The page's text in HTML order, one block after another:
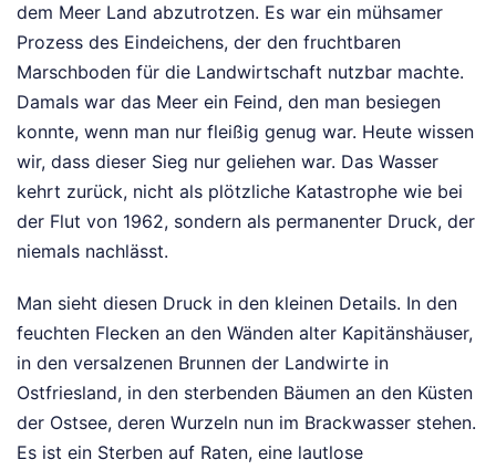
dem Meer Land abzutrotzen. Es war ein mühsamer
Prozess des Eindeichens, der den fruchtbaren
Marschboden für die Landwirtschaft nutzbar machte.
Damals war das Meer ein Feind, den man besiegen
konnte, wenn man nur fleißig genug war. Heute wissen
wir, dass dieser Sieg nur geliehen war. Das Wasser
kehrt zurück, nicht als plötzliche Katastrophe wie bei
der Flut von 1962, sondern als permanenter Druck, der
niemals nachlässt.
Man sieht diesen Druck in den kleinen Details. In den
feuchten Flecken an den Wänden alter Kapitänshäuser,
in den versalzenen Brunnen der Landwirte in
Ostfriesland, in den sterbenden Bäumen an den Küsten
der Ostsee, deren Wurzeln nun im Brackwasser stehen.
Es ist ein Sterben auf Raten, eine lautlose